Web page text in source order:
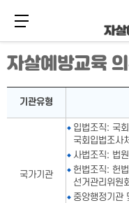
주
메
뉴
바
본
문
바
로
메뉴 버튼
자살예방교육
기관유형
국가기관
입법조직: 국
국회입법조사
사법조직: 법
헌법조직: 헌
선거관리위원
중앙행정기관